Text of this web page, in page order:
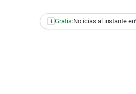
+ Gratis:Noticias al instante en